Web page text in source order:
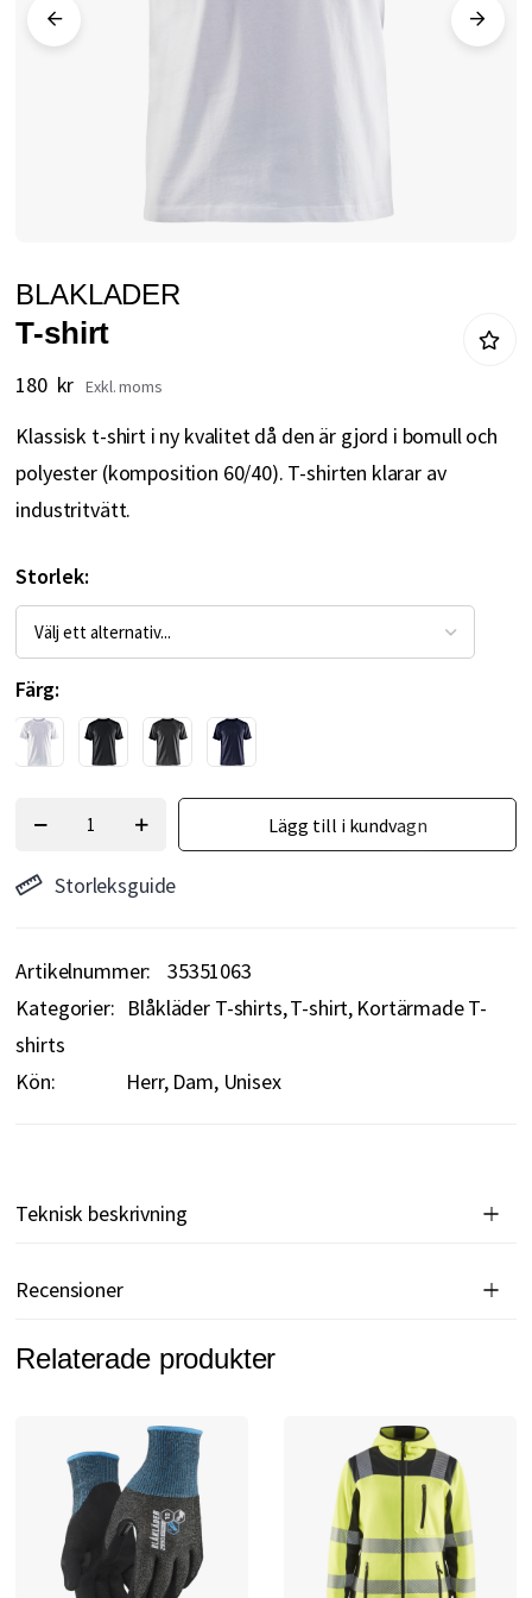
till
början
av
BLAKLADER
T-shirt
180 kr
Klassisk t-shirt i ny kvalitet då den är gjord i bomull och
polyester (komposition 60/40). T-shirten klarar av
industritvätt.
Storlek
Färg
Lägg till i kundvagn
Storleksguide
Artikelnummer
35351063
Kategorier: Blåkläder T-shirts T-shirt Kortärmade T-
shirts
Kön:
Herr, Dam, Unisex
Teknisk beskrivning
Recensioner
Relaterade produkter